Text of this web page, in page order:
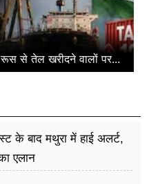
रूस से तेल खरीदने वालों पर...
के बाद मथुरा में हाई अलर्ट,
एलान